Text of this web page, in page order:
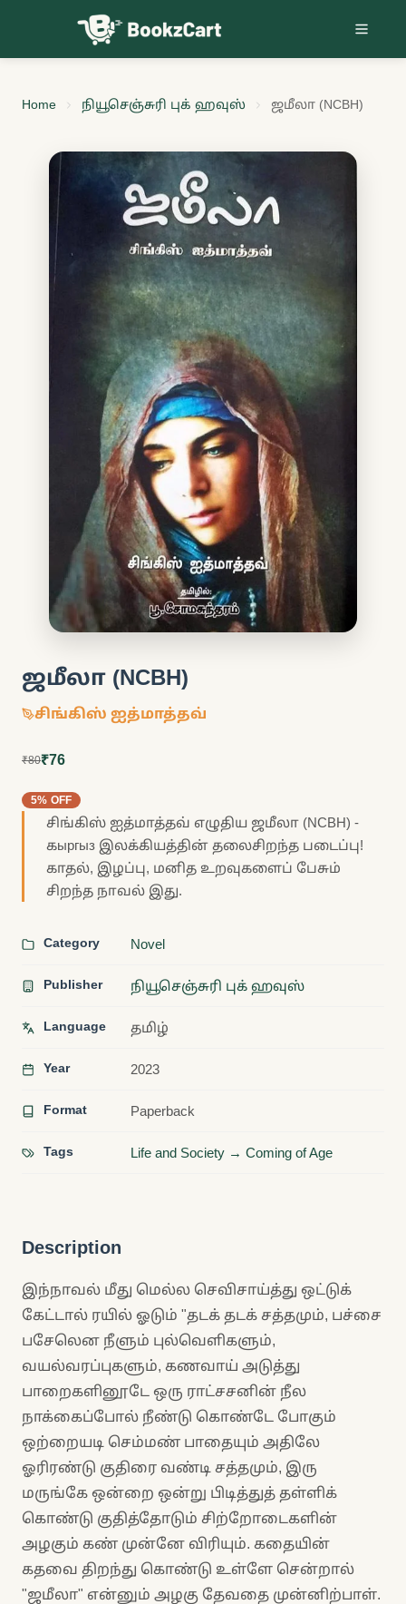
Skip to content
Home நியூசெஞ்சுரி புக் ஹவுஸ் ஜமீலா (NCBH)
ஜமீலா (NCBH)
சிங்கிஸ் ஐத்மாத்தவ்
₹80₹76
5% OFF
சிங்கிஸ் ஐத்மாத்தவ் எழுதிய ஜமீலா (NCBH) -
கыргыз இலக்கியத்தின் தலைசிறந்த படைப்பு!
காதல், இழப்பு, மனித உறவுகளைப் பேசும்
சிறந்த நாவல் இது.
Category Novel
Publisher நியூசெஞ்சுரி புக் ஹவுஸ்
Language தமிழ்
Year 2023
Format Paperback
Tags Life and Society → Coming of Age
Description
இந்நாவல் மீது மெல்ல செவிசாய்த்து ஒட்டுக்
கேட்டால் ரயில் ஓடும் "தடக் தடக் சத்தமும், பச்சை
பசேலென நீளும் புல்வெளிகளும்,
வயல்வரப்புகளும், கணவாய் அடுத்து
பாறைகளினூடே ஒரு ராட்சசனின் நீல
நாக்கைப்போல் நீண்டு கொண்டே போகும்
ஒற்றையடி செம்மண் பாதையும் அதிலே
ஓரிரண்டு குதிரை வண்டி சத்தமும், இரு
மருங்கே ஒன்றை ஒன்று பிடித்துத் தள்ளிக்
கொண்டு குதித்தோடும் சிற்றோடைகளின்
அழகும் கண் முன்னே விரியும். கதையின்
கதவை திறந்து கொண்டு உள்ளே சென்றால்
"ஜமீலா" என்னும் அழகு தேவதை முன்னிற்பாள்.